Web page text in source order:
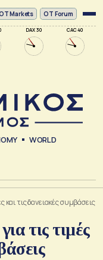
DAX 30 CAC 40
Markets OT Forum
WORLD
και τις δανειακές συμβάσεις
τις τιμές